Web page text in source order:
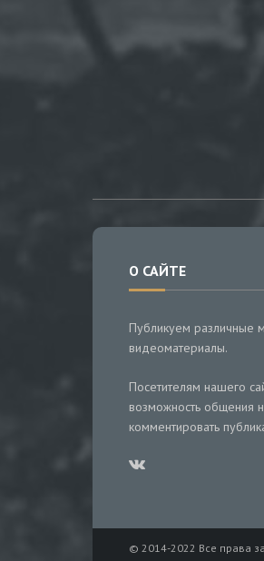
О САЙТЕ
Публикуем различные
видеоматериалы.
Посетителям нашего
возможность общения
комментировать
© 2014-2022 Все права